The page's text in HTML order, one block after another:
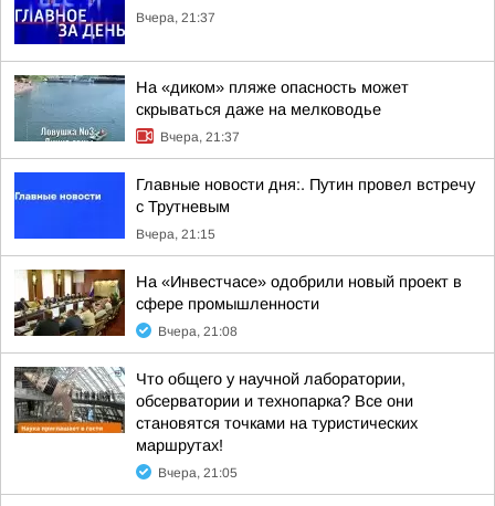
Вчера, 21:37
На «диком» пляже опасность может
скрываться даже на мелководье
Вчера, 21:37
Главные новости дня:. Путин провел встречу
с Трутневым
Вчера, 21:15
На «Инвестчасе» одобрили новый проект в
сфере промышленности
Вчера, 21:08
Что общего у научной лаборатории,
обсерватории и технопарка? Все они
становятся точками на туристических
маршрутах!
Вчера, 21:05